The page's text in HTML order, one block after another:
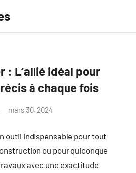
: L’allié idéal pour
à chaque fois
mars 30, 2024
outil indispensable pour tout
ou pour quiconque
avec une exactitude